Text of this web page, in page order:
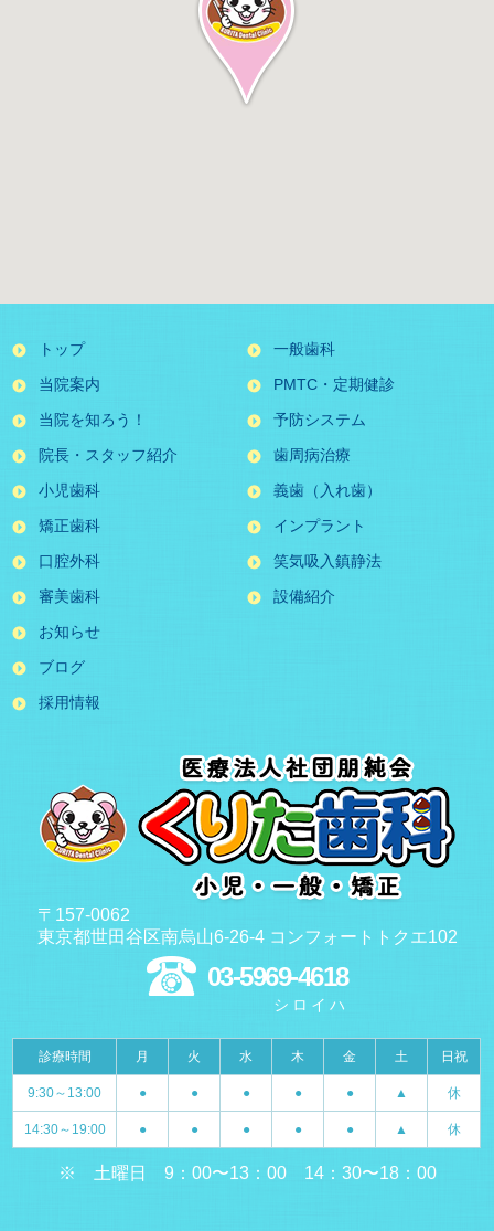
トップ
当院案内
当院を知ろう！
院長・スタッフ紹介
一般歯科
PMTC・定期健診
予防システム
歯周病治療
小児歯科
矯正歯科
口腔外科
審美歯科
義歯（入れ歯）
インプラント
笑気吸入鎮静法
設備紹介
お知らせ
ブログ
採用情報
〒157-0062
東京都世田谷区南烏山6-26-4 コンフォートトクエ102
03-5969-4618
シロイハ
診療時間 月 火 水 木 金 土 日祝
9:30～13:00 ● ● ● ● ● ▲ 休
14:30～19:00 ● ● ● ● ● ▲ 休
※ 土曜日 9：00〜13：00 14：30〜18：00